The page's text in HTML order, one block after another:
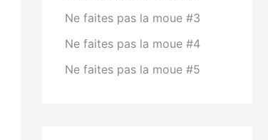
Ne faites pas la moue #3
Ne faites pas la moue #4
Ne faites pas la moue #5